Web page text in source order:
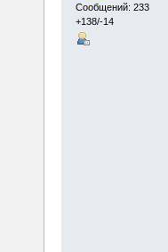
Сообщений: 233
+138/-14